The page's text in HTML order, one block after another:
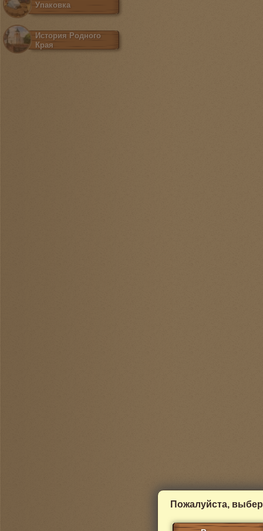
Пожалуйста,
Упаковка
История Родного
Края